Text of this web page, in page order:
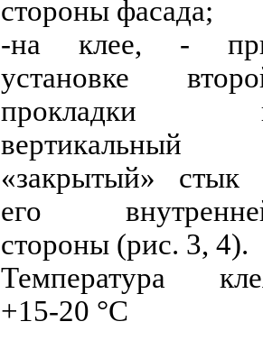
стороны фасада;
-на клее, -
установке
прокладки
вертикальный
«закрытый» стык
его
стороны (рис. 3, 4).
Температура
+15-20 °С